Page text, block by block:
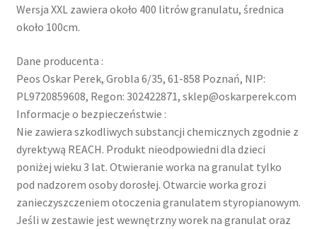
Wersja XXL zawiera około 400 litrów granulatu, średnica
około 100cm.
Dane producenta :
Peos Oskar Perek, Grobla 6/35, 61-858 Poznań, NIP:
PL9720859608, Regon: 302422871, sklep@oskarperek.com
Informacje o bezpieczeństwie :
Nie zawiera szkodliwych substancji chemicznych zgodnie z
dyrektywą REACH. Produkt nieodpowiedni dla dzieci
poniżej wieku 3 lat. Otwieranie worka na granulat tylko
pod nadzorem osoby dorosłej. Otwarcie worka grozi
zanieczyszczeniem otoczenia granulatem styropianowym.
Jeśli w zestawie jest wewnętrzny worek na granulat oraz